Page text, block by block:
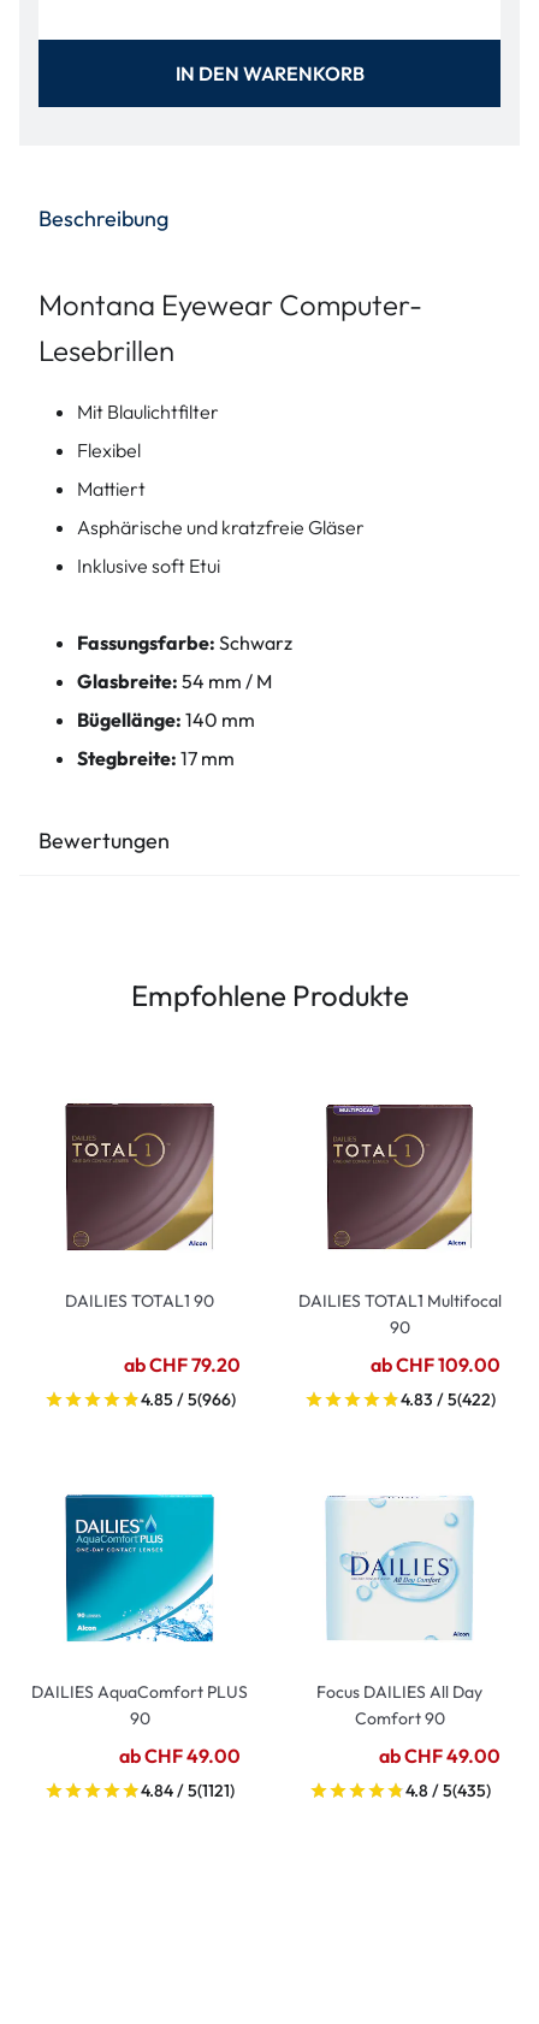
IN DEN WARENKORB
Beschreibung
Montana Eyewear Computer-
Lesebrillen
Mit Blaulichtfilter
Flexibel
Mattiert
Asphärische und kratzfreie Gläser
Inklusive soft Etui
Fassungsfarbe: Schwarz
Glasbreite: 54 mm / M
Bügellänge: 140 mm
Stegbreite: 17 mm
Bewertungen
Empfohlene Produkte
DAILIES TOTAL1 90
ab CHF 79.20
4.85 / 5(966)
DAILIES TOTAL1 Multifocal
90
ab CHF 109.00
4.83 / 5(422)
DAILIES AquaComfort PLUS
90
ab CHF 49.00
4.84 / 5(1121)
Focus DAILIES All Day
Comfort 90
ab CHF 49.00
4.8 / 5(435)